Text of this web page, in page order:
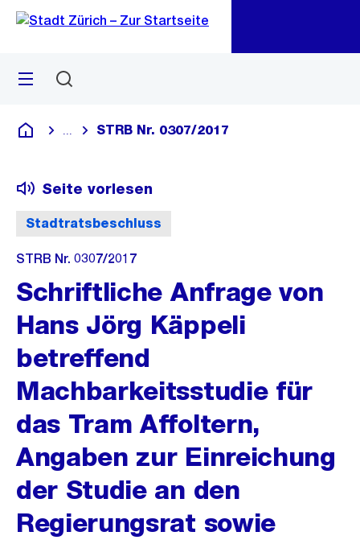
Navigation
Sprunglink
Menü
Deutsch
Blende alle Breadcrumbs ein
STRB Nr. 0307/2017
Stadtratsbeschluss
Seite vorlesen
STRB Nr. 0307/2017
Schriftliche Anfrage von
Hans Jörg Käppeli
betreffend
Machbarkeitsstudie für
das Tram Affoltern,
Angaben zur Einreichung
der Studie an den
Regierungsrat sowie